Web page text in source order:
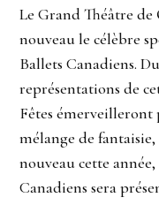
Le Grand Théâtre de
nouveau le célèbre
Ballets Canadiens.
représentations de
Fêtes émerveilleront
mélange de
nouveau cette
Canadiens sera